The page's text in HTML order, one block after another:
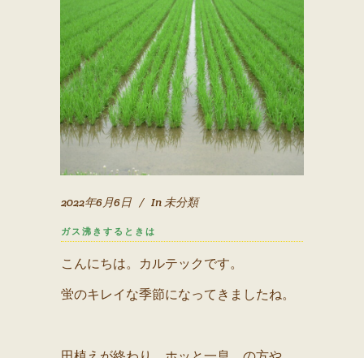
2022年6月6日 In 未分類
ガス沸きするときは
こんにちは。カルテックです。
蛍のキレイな季節になってきましたね。